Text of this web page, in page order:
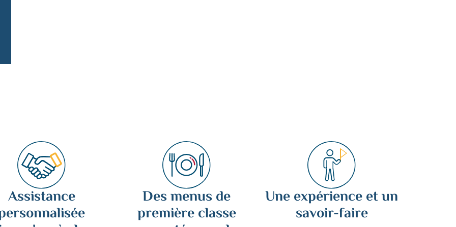
Assistance Des menus de
première classe
Une expérience et un
savoir-faire